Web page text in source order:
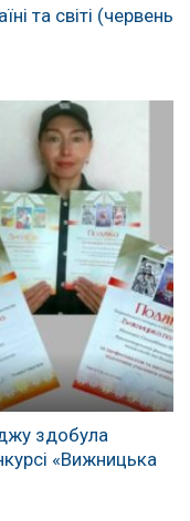
та світі (червень
здобула
«Вижницька